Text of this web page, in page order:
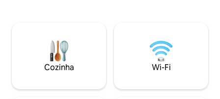
praia à sua disposição e um refrigerador
para praia . Supermercado 2 min. e
restaurantes
Cozinha Wi-Fi